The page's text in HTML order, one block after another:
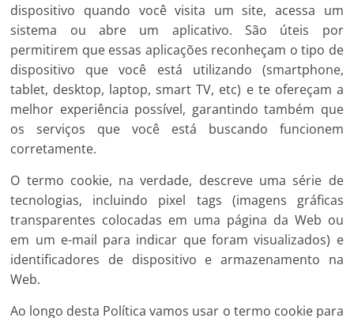
dispositivo quando você visita um site, acessa um
sistema ou abre um aplicativo. São úteis por
permitirem que essas aplicações reconheçam o tipo de
dispositivo que você está utilizando (smartphone,
tablet, desktop, laptop, smart TV, etc) e te ofereçam a
melhor experiência possível, garantindo também que
os serviços que você está buscando funcionem
corretamente.
O termo cookie, na verdade, descreve uma série de
tecnologias, incluindo pixel tags (imagens gráficas
transparentes colocadas em uma página da Web ou
em um e-mail para indicar que foram visualizados) e
identificadores de dispositivo e armazenamento na
Web.
Ao longo desta Política vamos usar o termo cookie para